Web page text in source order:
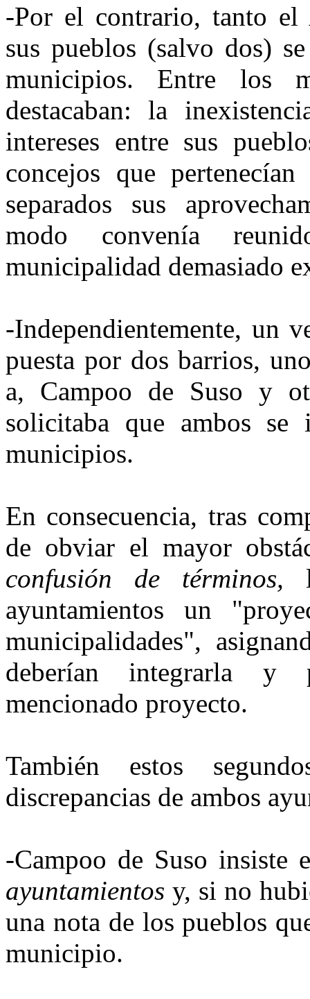
-Por el contrario, tanto el
sus pueblos (salvo dos)
muni­cipios. Entre los
destacaban: la
intereses entre sus
concejos que
separados sus
modo convenía
municipalidad demasiado
-Independientemente, un
puesta por dos barrios,
a, Campoo de Suso y
solicitaba que ambos
municipios.
En consecuencia, tras
de obviar el mayor
confu­sión de términos,
ayuntamientos un
municipalidades",
deberían integrarla y
mencionado proyecto.
También estos
discrepancias de ambos
-Campoo de Suso insiste
ayunta­mientos y, si no
una nota de los pueblos
municipio.